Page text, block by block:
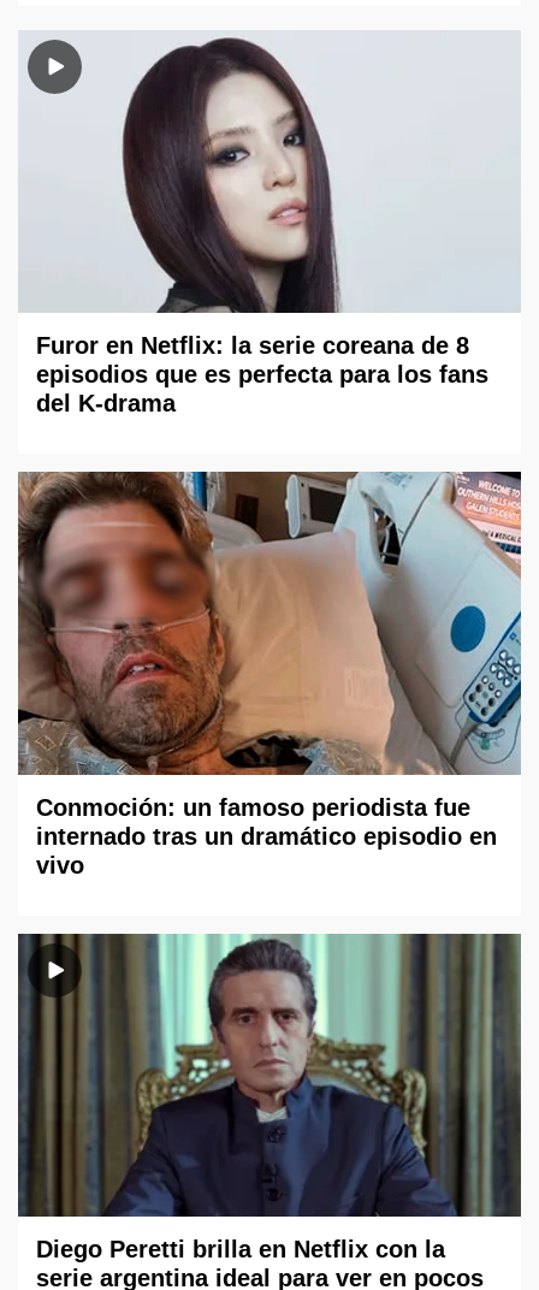
Furor en Netflix: la serie coreana de 8
episodios que es perfecta para los fans
del K-drama
Conmoción: un famoso periodista fue
internado tras un dramático episodio en
vivo
Diego Peretti brilla en Netflix con la
serie argentina ideal para ver en pocos